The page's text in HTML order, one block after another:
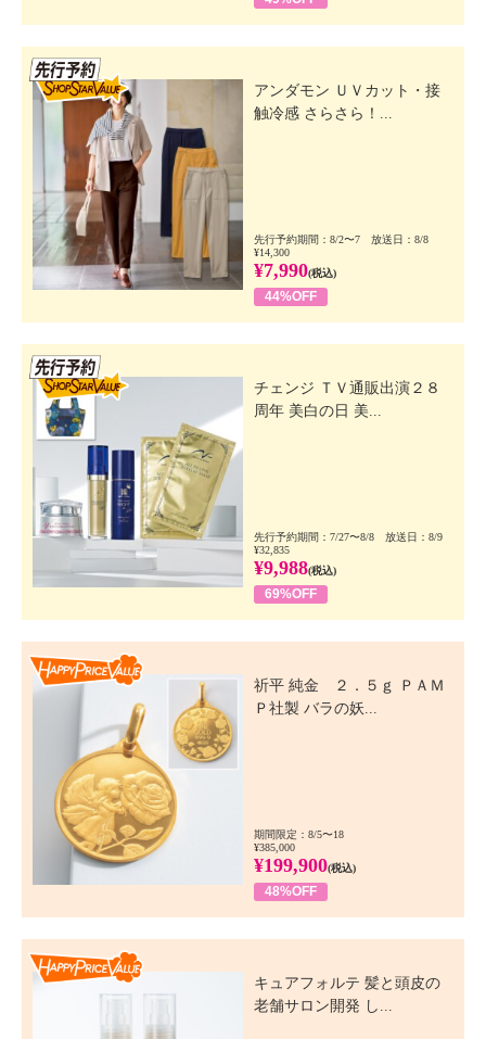
アンダモン ＵＶカット・接
触冷感 さらさら！...
先行予約期間：8/2〜7 放送日：8/8
¥14,300
¥7,990(税込)
44%OFF
チェンジ ＴＶ通販出演２８
周年 美白の日 美...
先行予約期間：7/27〜8/8 放送日：8/9
¥32,835
¥9,988(税込)
69%OFF
祈平 純金 ２．５ｇ ＰＡＭ
Ｐ社製 バラの妖...
期間限定：8/5〜18
¥385,000
¥199,900(税込)
48%OFF
キュアフォルテ 髪と頭皮の
老舗サロン開発 し...